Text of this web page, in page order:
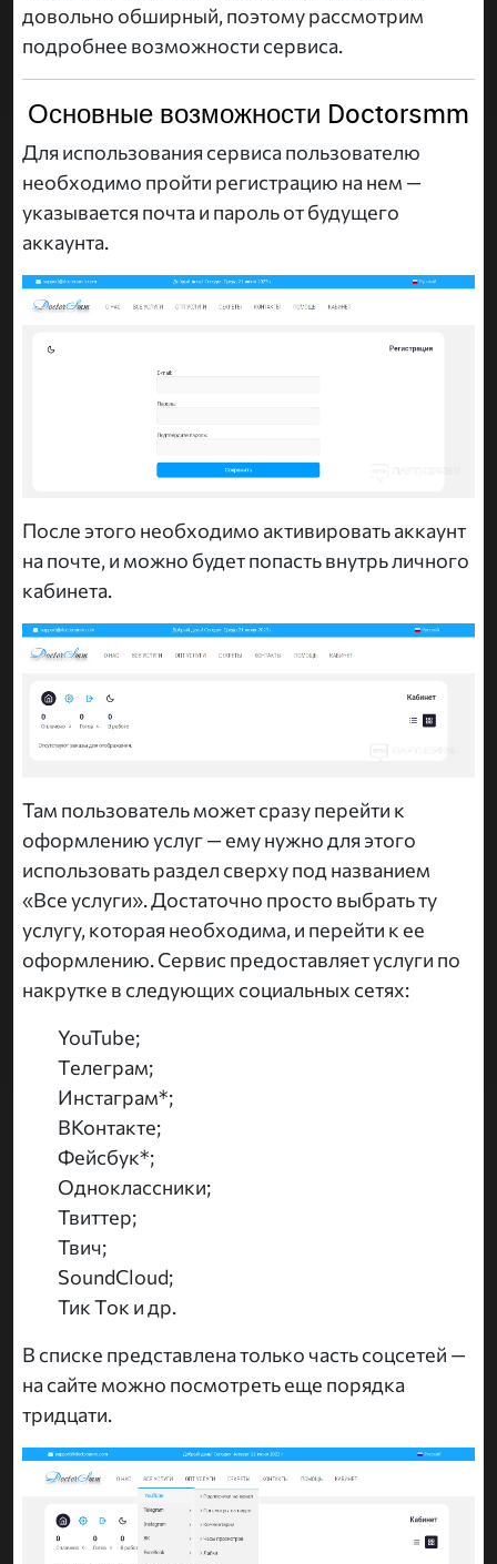
довольно обширный, поэтому рассмотрим
подробнее возможности сервиса.
Основные возможности Doctorsmm
Для использования сервиса пользователю
необходимо пройти регистрацию на нем —
указывается почта и пароль от будущего
аккаунта.
После этого необходимо активировать аккаунт
на почте, и можно будет попасть внутрь личного
кабинета.
Там пользователь может сразу перейти к
оформлению услуг — ему нужно для этого
использовать раздел сверху под названием
«Все услуги». Достаточно просто выбрать ту
услугу, которая необходима, и перейти к ее
оформлению. Сервис предоставляет услуги по
накрутке в следующих социальных сетях:
YouTube;
Телеграм;
Инстаграм*;
ВКонтакте;
Фейсбук*;
Одноклассники;
Твиттер;
Твич;
SoundCloud;
Тик Ток и др.
В списке представлена только часть соцсетей —
на сайте можно посмотреть еще порядка
тридцати.